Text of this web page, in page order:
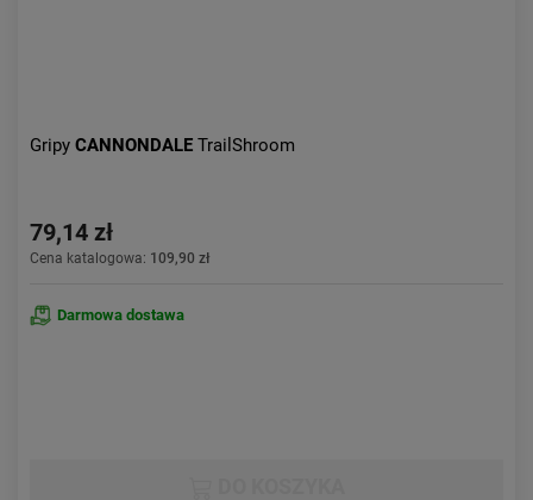
Gripy CANNONDALE TrailShroom
79,14 zł
Cena katalogowa: 109,90 zł
Darmowa dostawa